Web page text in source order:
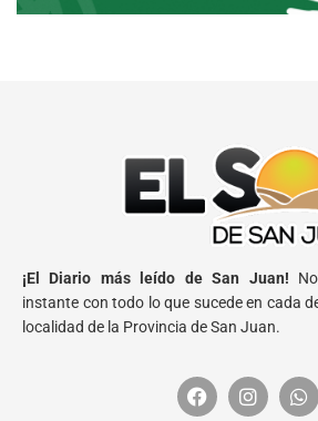
¡El Diario más leído de San Juan!
instante con todo lo que sucede en cada
localidad de la Provincia de San Juan.